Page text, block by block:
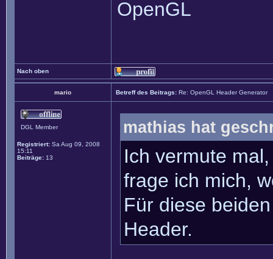
OpenGL
Nach oben
mario Betreff des Beitrags: Re: OpenGL Header Generator
DGL Member
Registriert: Sa Aug 09, 2008
15:11
Beiträge: 13
mathias hat
Ich vermute
frage ich mich,
Für diese
Header.